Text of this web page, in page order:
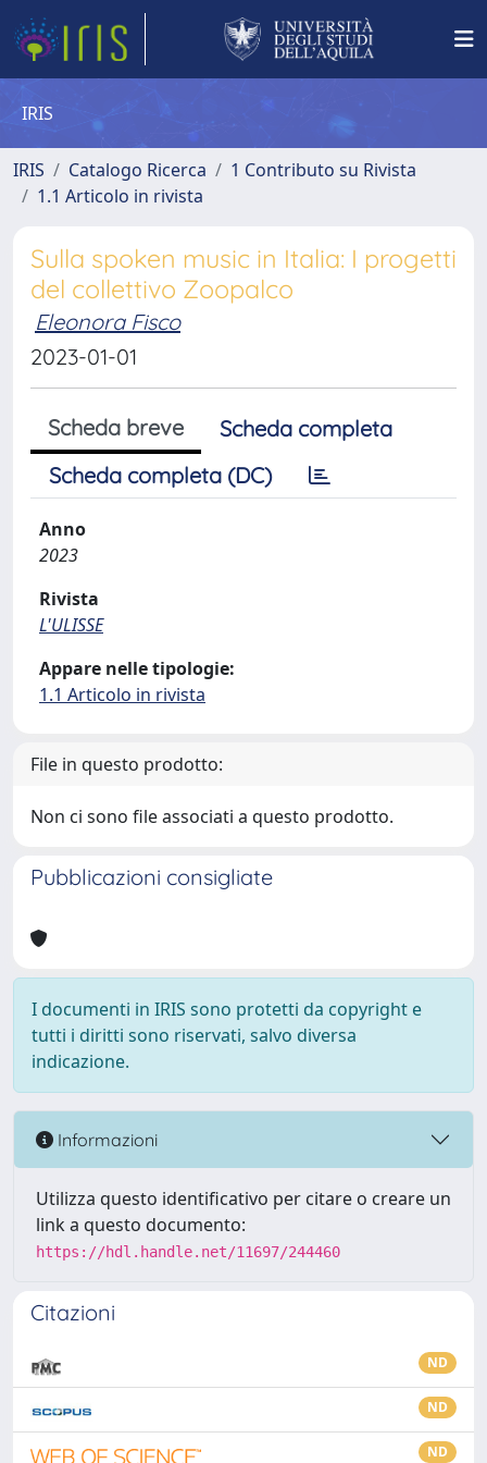
IRIS
IRIS Catalogo Ricerca
1 Contributo su Rivista
1.1 Articolo in rivista
Sulla spoken music in Italia: I progetti
del collettivo Zoopalco
Eleonora Fisco
2023-01-01
Scheda breve
Scheda completa
Scheda completa (DC)
Anno
2023
Rivista
L'ULISSE
Appare nelle tipologie:
1.1 Articolo in rivista
File in questo prodotto:
Non ci sono file associati a questo prodotto.
Pubblicazioni consigliate
I documenti in IRIS sono protetti da copyright e
tutti i diritti sono riservati, salvo diversa
indicazione.
Informazioni
Utilizza questo identificativo per citare o creare un
link a questo documento:
https://hdl.handle.net/11697/244460
Citazioni
ND
ND
ND